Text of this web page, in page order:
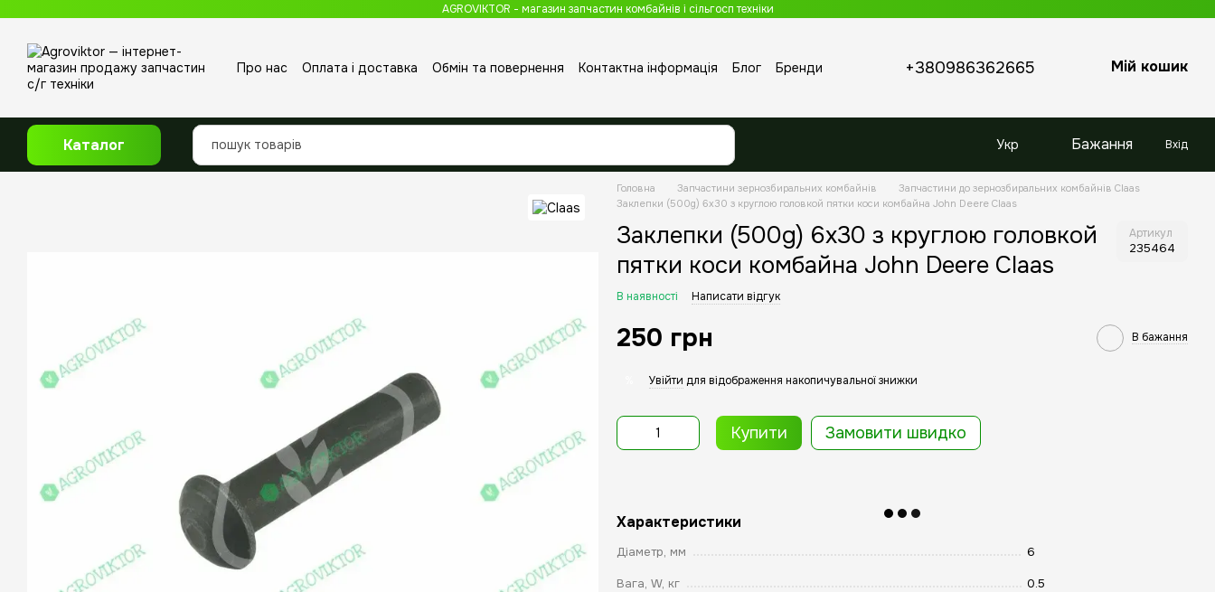
AGROVIKTOR - магазин запчастин комбайнів і сільгосп техніки
Про нас Оплата і доставка Обмін та повернення Контактна інформація Блог
Бренди
+380986362665 Мій кошик
Каталог Укр Бажання Вхід
Головна Запчастини зернозбиральних комбайнів
Запчастини до зернозбиральних комбайнів Claas
Заклeпки (500g) 6x30 з круглою головкой пятки коси комбайна John Deere Claas
Заклeпки (500g) 6x30 з круглою головкой
пятки коси комбайна John Deere Claas
Артикул
235464
В наявності Написати відгук
250 грн В бажання
Увійти для відображення накопичувальної знижки
Купити Замовити швидко
Характеристики
Діаметр, мм 6
Вага, W, кг 0.5